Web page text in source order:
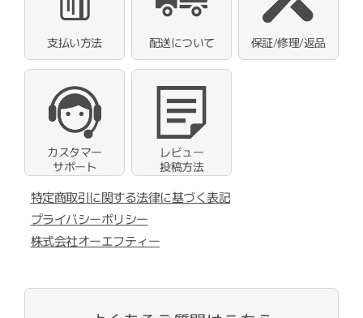
支払い方法 配送について 保証/修理/返品
カスタマー
サポート
レビュー
投稿方法
特定商取引に関する法律に基づく表記
プライバシーポリシー
株式会社オーエフティー